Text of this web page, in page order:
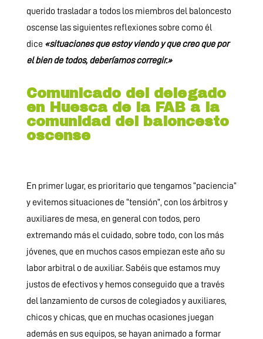
querido trasladar a todos los miembros del baloncesto
oscense las siguientes reflexiones sobre como él
dice «situaciones que estoy viendo y que creo que por
el bien de todos, deberíamos corregir.»
Comunicado del delegado
en Huesca de la FAB a la
comunidad del baloncesto
oscense
En primer lugar, es prioritario que tengamos “paciencia”
y evitemos situaciones de “tensión”, con los árbitros y
auxiliares de mesa, en general con todos, pero
extremando más el cuidado, sobre todo, con los más
jóvenes, que en muchos casos empiezan este año su
labor arbitral o de auxiliar. Sabéis que estamos muy
justos de efectivos y hemos conseguido que a través
del lanzamiento de cursos de colegiados y auxiliares,
chicos y chicas, que en muchas ocasiones juegan
además en sus equipos, se hayan animado a formar